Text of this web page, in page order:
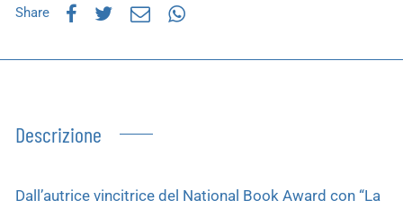
Share
Descrizione
Dall’autrice vincitrice del National Book Award con “La